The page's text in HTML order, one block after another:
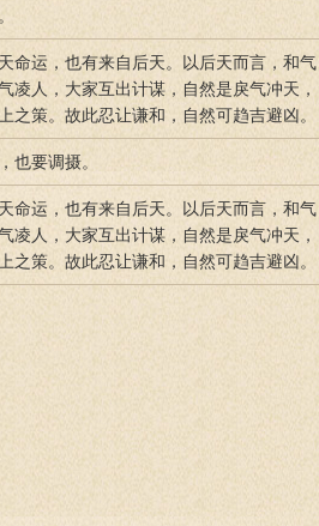
命运，也有来自后天。以后天而言，和气
凌人，大家互出计谋，自然是戾气冲天，
策。故此忍让谦和，自然可趋吉避凶。
也要调摄。
命运，也有来自后天。以后天而言，和气
凌人，大家互出计谋，自然是戾气冲天，
策。故此忍让谦和，自然可趋吉避凶。